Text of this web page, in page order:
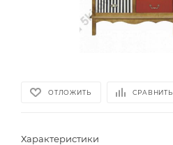
ОТЛОЖИТЬ СРАВНИТЬ
Характеристики